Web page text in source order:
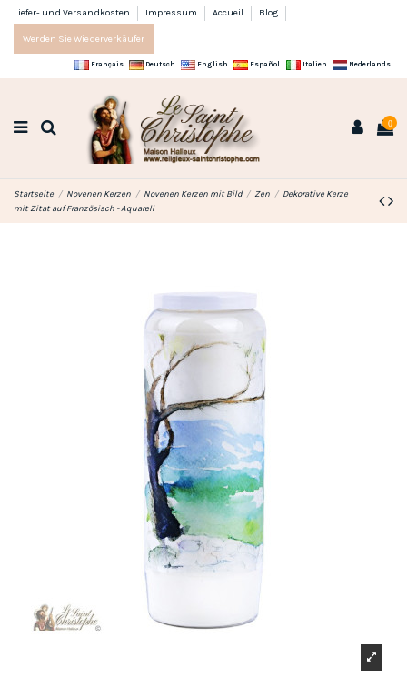
Liefer- und Versandkosten Impressum Accueil Blog
Werden Sie Wiederverkäufer
Français Deutsch English Español Italien Nederlands
0
Startseite Novenen Kerzen Novenen Kerzen mit Bild Zen
Dekorative Kerze
mit Zitat auf Französisch - Aquarell